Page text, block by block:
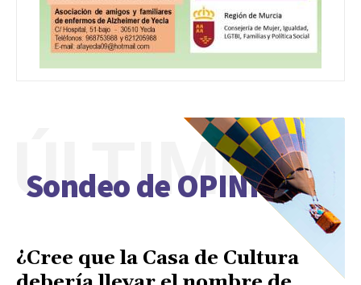
Sondeo de OPINIÓN
ÚLTIMO
¿Cree que la Casa de Cultura